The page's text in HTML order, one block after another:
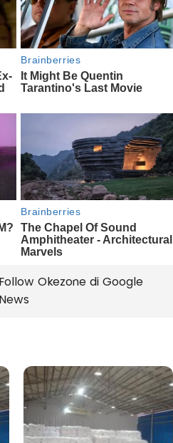
Follow Okezone di Google
News